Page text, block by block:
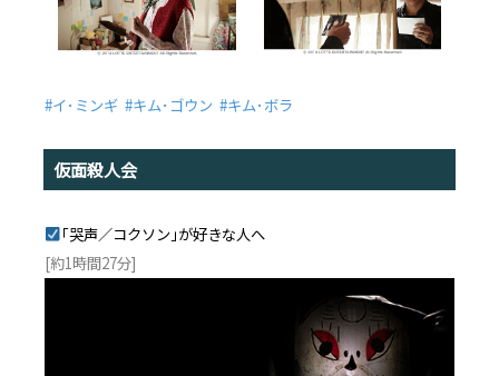
#イ･ミンギ #キム･ゴウン #キム･ボラ
仮面殺人会
｢哭声／コクソン｣が好きな人へ
[約1時間27分]